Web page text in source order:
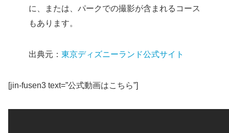
に、または、パークでの撮影が含まれるコース
もあります。
出典元： 東京ディズニーランド公式サイト
[jin-fusen3 text=”公式動画はこちら”]